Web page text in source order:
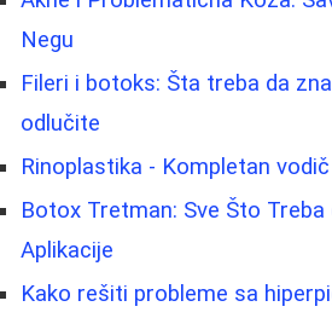
Negu
Fileri i botoks: Šta treba da
odlučite
Rinoplastika - Kompletan
Botox Tretman: Sve Što
Aplikacije
Kako rešiti probleme sa